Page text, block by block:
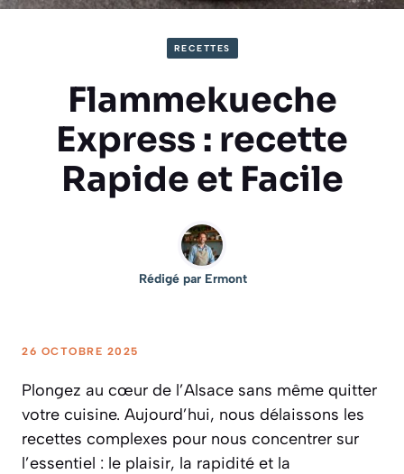
RECETTES
Flammekueche
Express : recette
Rapide et Facile
Rédigé par Ermont
26 OCTOBRE 2025
Plongez au cœur de l’Alsace sans même quitter
votre cuisine. Aujourd’hui, nous délaissons les
recettes complexes pour nous concentrer sur
l’essentiel : le plaisir, la rapidité et la